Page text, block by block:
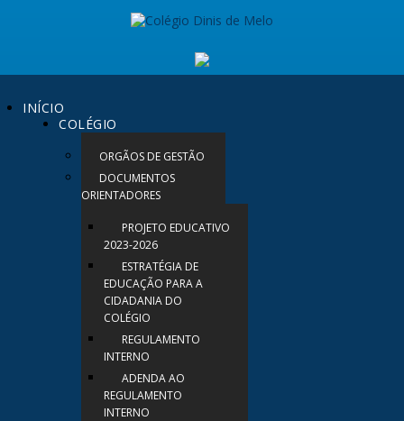
INÍCIO
COLÉGIO
ORGÃOS DE GESTÃO
DOCUMENTOS
ORIENTADORES
PROJETO EDUCATIVO
2023-2026
ESTRATÉGIA DE
EDUCAÇÃO PARA A
CIDADANIA DO
COLÉGIO
REGULAMENTO
INTERNO
ADENDA AO
REGULAMENTO
INTERNO